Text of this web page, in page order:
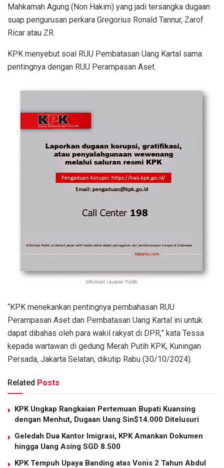
Mahkamah Agung (Non Hakim) yang jadi tersangka dugaan
suap pengurusan perkara Gregorius Ronald Tannur, Zarof
Ricar atau ZR.
KPK menyebut soal RUU Pembatasan Uang Kartal sama
pentingnya dengan RUU Perampasan Aset.
“KPK menekankan pentingnya pembahasan RUU
Perampasan Aset dan Pembatasan Uang Kartal ini untuk
dapat dibahas oleh para wakil rakyat di DPR,” kata Tessa
kepada wartawan di gedung Merah Putih KPK, Kuningan
Persada, Jakarta Selatan, dikutip Rabu (30/10/2024).
Related Posts
KPK Ungkap Rangkaian Pertemuan Bupati Kuansing
dengan Menhut, Dugaan Uang Sin$14.000 Ditelusuri
Geledah Dua Kantor Imigrasi, KPK Amankan Dokumen
hingga Uang Asing SGD 8.500
KPK Tempuh Upaya Banding atas Vonis 2 Tahun Abdul